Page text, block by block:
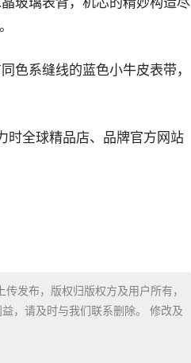
色系缝线的蓝色小牛皮表带，
时全球精品店、品牌官方网站
发布，版权归版权方及用户所有，
，请及时与我们联系删除。 修改及